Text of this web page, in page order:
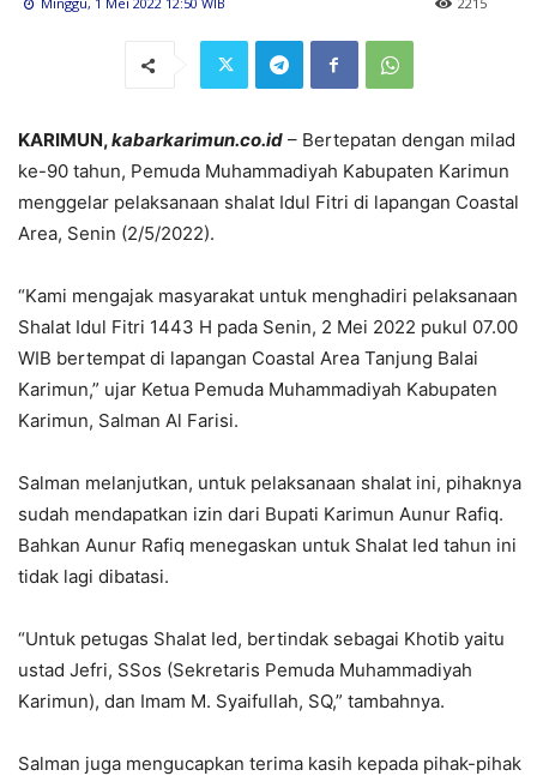
KARIMUN,kabarkarimun.co.id – Bertepatan dengan milad
ke-90 tahun, Pemuda Muhammadiyah Kabupaten Karimun
menggelar pelaksanaan shalat Idul Fitri di lapangan Coastal
Area, Senin (2/5/2022).
“Kami mengajak masyarakat untuk menghadiri pelaksanaan
Shalat Idul Fitri 1443 H pada Senin, 2 Mei 2022 pukul 07.00
WIB bertempat di lapangan Coastal Area Tanjung Balai
Karimun,” ujar Ketua Pemuda Muhammadiyah Kabupaten
Karimun, Salman Al Farisi.
Salman melanjutkan, untuk pelaksanaan shalat ini, pihaknya
sudah mendapatkan izin dari Bupati Karimun Aunur Rafiq.
Bahkan Aunur Rafiq menegaskan untuk Shalat Ied tahun ini
tidak lagi dibatasi.
“Untuk petugas Shalat Ied, bertindak sebagai Khotib yaitu
ustad Jefri, SSos (Sekretaris Pemuda Muhammadiyah
Karimun), dan Imam M. Syaifullah, SQ,” tambahnya.
Salman juga mengucapkan terima kasih kepada pihak-pihak